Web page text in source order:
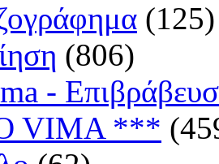
(125)
(806)
-
VIMA ***